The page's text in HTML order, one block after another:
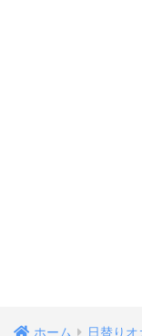
ホーム 日替り